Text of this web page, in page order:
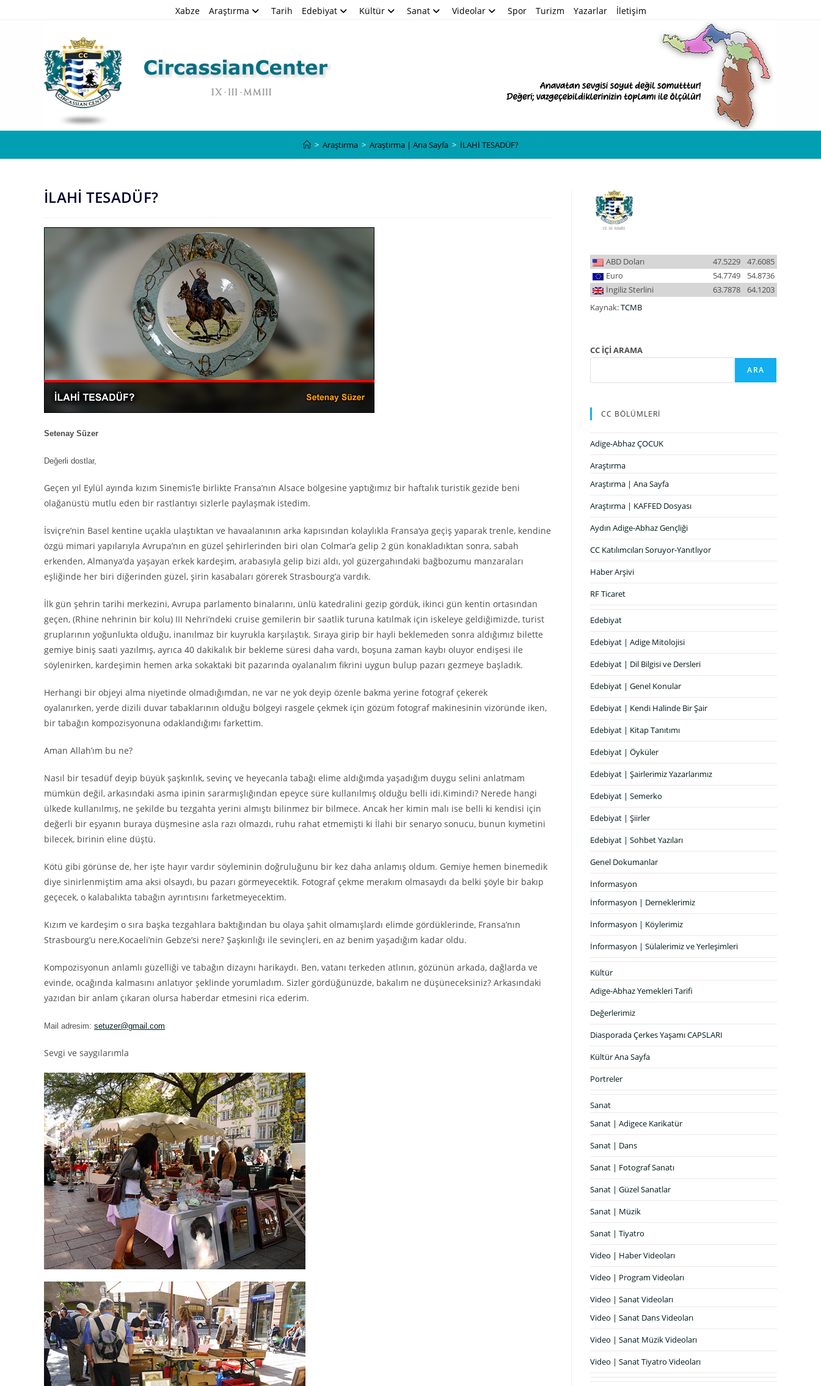
Xabze Araştırma Tarih Edebiyat Kültür Sanat Videolar Spor Turizm Yazarlar İletişim
> Araştırma > Araştırma | Ana Sayfa > İLAHİ TESADÜF?
İLAHİ TESADÜF?
Setenay Süzer
Değerli dostlar,
Geçen yıl Eylül ayında kızım Sinemis’le birlikte Fransa’nın Alsace bölgesine yaptığımız bir haftalık turistik gezide beni
olağanüstü mutlu eden bir rastlantıyı sizlerle paylaşmak istedim.
İsviçre’nin Basel kentine uçakla ulaştıktan ve havaalanının arka kapısından kolaylıkla Fransa‘ya geçiş yaparak trenle, kendine
özgü mimari yapılarıyla Avrupa’nın en güzel şehirlerinden biri olan Colmar’a gelip 2 gün konakladıktan sonra, sabah
erkenden, Almanya‘da yaşayan erkek kardeşim, arabasıyla gelip bizi aldı, yol güzergahındaki bağbozumu manzaraları
eşliğinde her biri diğerinden güzel, şirin kasabaları görerek Strasbourg’a vardık.
İlk gün şehrin tarihi merkezini, Avrupa parlamento binalarını, ünlü katedralini gezip gördük, ikinci gün kentin ortasından
geçen, (Rhine nehrinin bir kolu) III Nehri’ndeki cruise gemilerin bir saatlik turuna katılmak için iskeleye geldiğimizde, turist
gruplarının yoğunlukta olduğu, inanılmaz bir kuyrukla karşılaştık. Sıraya girip bir hayli beklemeden sonra aldığımız bilette
gemiye biniş saati yazılmış, ayrıca 40 dakikalık bir bekleme süresi daha vardı, boşuna zaman kaybı oluyor endişesi ile
söylenirken, kardeşimin hemen arka sokaktaki bit pazarında oyalanalım fikrini uygun bulup pazarı gezmeye başladık.
Herhangi bir objeyi alma niyetinde olmadığımdan, ne var ne yok deyip özenle bakma yerine fotograf çekerek
oyalanırken, yerde dizili duvar tabaklarının olduğu bölgeyi rasgele çekmek için gözüm fotograf makinesinin vizöründe iken,
bir tabağın kompozisyonuna odaklandığımı farkettim.
Aman Allah’ım bu ne?
Nasıl bir tesadüf deyip büyük şaşkınlık, sevinç ve heyecanla tabağı elime aldığımda yaşadığım duygu selini anlatmam
mümkün değil, arkasındaki asma ipinin sararmışlığından epeyce süre kullanılmış olduğu belli idi.Kimindi? Nerede hangi
ülkede kullanılmış, ne şekilde bu tezgahta yerini almıştı bilinmez bir bilmece. Ancak her kimin malı ise belli ki kendisi için
değerli bir eşyanın buraya düşmesine asla razı olmazdı, ruhu rahat etmemişti ki İlahi bir senaryo sonucu, bunun kıymetini
bilecek, birinin eline düştü.
Kötü gibi görünse de, her işte hayır vardır söyleminin doğruluğunu bir kez daha anlamış oldum. Gemiye hemen binemedik
diye sinirlenmiştim ama aksi olsaydı, bu pazarı görmeyecektik. Fotograf çekme merakım olmasaydı da belki şöyle bir bakıp
geçecek, o kalabalıkta tabağın ayrıntısını farketmeyecektim.
Kızım ve kardeşim o sıra başka tezgahlara baktığından bu olaya şahit olmamışlardı elimde gördüklerinde, Fransa’nın
Strasbourg’u nere,Kocaeli’nin Gebze’si nere? Şaşkınlığı ile sevinçleri, en az benim yaşadığım kadar oldu.
Kompozisyonun anlamlı güzelliği ve tabağın dizaynı harikaydı. Ben, vatanı terkeden atlının, gözünün arkada, dağlarda ve
evinde, ocağında kalmasını anlatıyor şeklinde yorumladım. Sizler gördüğünüzde, bakalım ne düşüneceksiniz? Arkasındaki
yazıdan bir anlam çıkaran olursa haberdar etmesini rica ederim.
Mail adresim: setuzer@gmail.com
Sevgi ve saygılarımla
ABD Doları 47.6085
47.5229
Euro
54.8736
54.7749
İngiliz Sterlini
64.1203
63.7878
Kaynak:TCMB
CC İÇİ ARAMA
ARA
CC BÖLÜMLERİ
Adige-Abhaz ÇOCUK
Araştırma
Araştırma | Ana Sayfa
Araştırma | KAFFED Dosyası
Aydın Adige-Abhaz Gençliği
CC Katılımcıları Soruyor-Yanıtlıyor
Haber Arşivi
RF Ticaret
Edebiyat
Edebiyat | Adige Mitolojisi
Edebiyat | Dil Bilgisi ve Dersleri
Edebiyat | Genel Konular
Edebiyat | Kendi Halinde Bir Şair
Edebiyat | Kitap Tanıtımı
Edebiyat | Öyküler
Edebiyat | Şairlerimiz Yazarlarımız
Edebiyat | Semerko
Edebiyat | Şiirler
Edebiyat | Sohbet Yazıları
Genel Dokumanlar
İnformasyon
İnformasyon | Derneklerimiz
İnformasyon | Köylerimiz
İnformasyon | Sülalerimiz ve Yerleşimleri
Kültür
Adige-Abhaz Yemekleri Tarifi
Değerlerimiz
Diasporada Çerkes Yaşamı CAPSLARI
Kültür Ana Sayfa
Portreler
Sanat
Sanat | Adigece Karikatür
Sanat | Dans
Sanat | Fotograf Sanatı
Sanat | Güzel Sanatlar
Sanat | Müzik
Sanat | Tiyatro
Video | Haber Videoları
Video | Program Videoları
Video | Sanat Videoları
Video | Sanat Dans Videoları
Video | Sanat Müzik Videoları
Video | Sanat Tiyatro Videoları